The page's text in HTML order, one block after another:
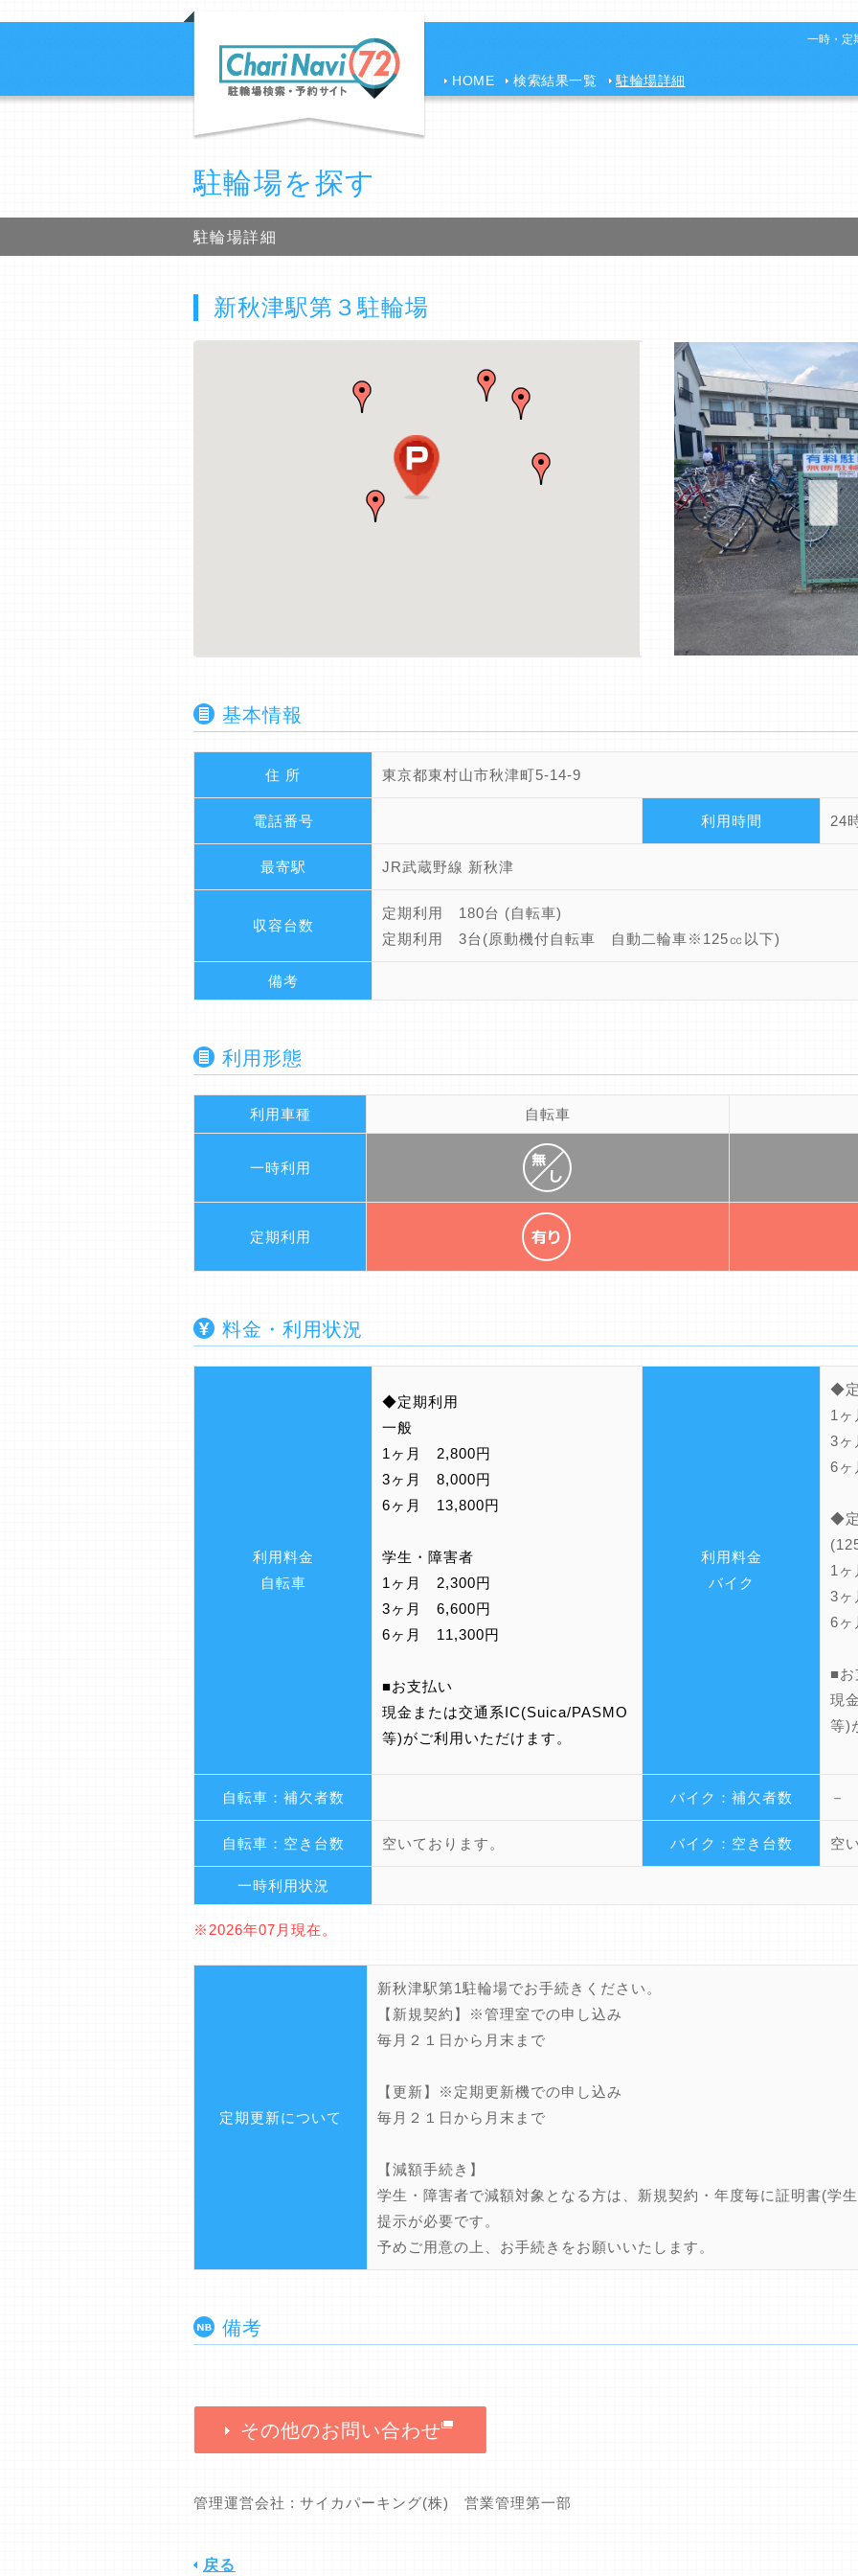
一時・定
HOME 検索結果一覧 駐輪場詳細
駐輪場を探す
駐輪場詳細
新秋津駅第３駐輪場
基本情報
住 所 東京都東村山市秋津町5-14-9
電話番号 利用時間 24
最寄駅 JR武蔵野線 新秋津
収容台数
定期利用 180台 (自転車)
定期利用 3台(原動機付自転車 自動二輪車※125㏄以下)
備考
利用形態
利用車種 自転車
一時利用
定期利用
料金・利用状況
利用料金
自転車
◆定期利用
一般
1ヶ月 2,800円
3ヶ月 8,000円
6ヶ月 13,800円
学生・障害者
1ヶ月 2,300円
3ヶ月 6,600円
6ヶ月 11,300円
■お支払い
現金または交通系IC(Suica/PASMO
等)がご利用いただけます。
利用料金
バイク
◆
1
3
6
◆
1
3
6
■お
現
等)
自転車：補欠者数 バイク：補欠者数 －
自転車：空き台数 空いております。 バイク：空き台数 空
一時利用状況
※2026年07月現在。
定期更新について
新秋津駅第1駐輪場でお手続きください。
【新規契約】※管理室での申し込み
毎月２１日から月末まで
【更新】※定期更新機での申し込み
毎月２１日から月末まで
【減額手続き】
学生・障害者で減額対象となる方は、新規契約・年度毎に証明書(学
提示が必要です。
予めご用意の上、お手続きをお願いいたします。
備考
その他のお問い合わせ
管理運営会社 : サイカパーキング(株) 営業管理第一部
戻る